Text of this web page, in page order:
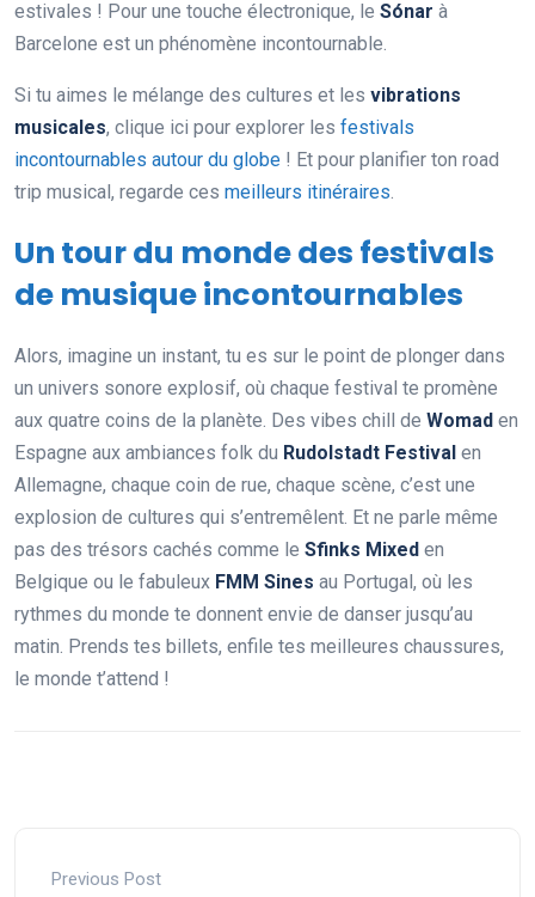
estivales ! Pour une touche électronique, le Sónar à
Barcelone est un phénomène incontournable.
Si tu aimes le mélange des cultures et les vibrations
musicales, clique ici pour explorer les festivals
incontournables autour du globe ! Et pour planifier ton road
trip musical, regarde ces meilleurs itinéraires.
Un tour du monde des festivals
de musique incontournables
Alors, imagine un instant, tu es sur le point de plonger dans
un univers sonore explosif, où chaque festival te promène
aux quatre coins de la planète. Des vibes chill de Womad en
Espagne aux ambiances folk du Rudolstadt Festival en
Allemagne, chaque coin de rue, chaque scène, c’est une
explosion de cultures qui s’entremêlent. Et ne parle même
pas des trésors cachés comme le Sfinks Mixed en
Belgique ou le fabuleux FMM Sines au Portugal, où les
rythmes du monde te donnent envie de danser jusqu’au
matin. Prends tes billets, enfile tes meilleures chaussures,
le monde t’attend !
Previous Post